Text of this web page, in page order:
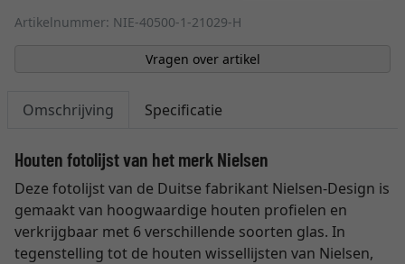
Artikelnummer: NIE-40500-1-21029-H
Vragen over artikel
Omschrijving Specificatie
Houten fotolijst van het merk Nielsen
Deze fotolijst van de Duitse fabrikant Nielsen-Design is
gemaakt van hoogwaardige houten profielen en
verkrijgbaar met 6 verschillende soorten glas. In
tegenstelling tot de houten wissellijsten van Nielsen,